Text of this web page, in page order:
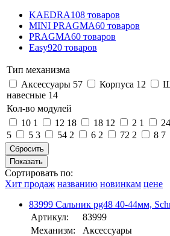
KAEDRA108 товаров
MINI PRAGMA60 товаров
PRAGMA60 товаров
Easy920 товаров
Тип механизма
Аксессуары 57 Корпуса 12
навесные 14
Кол-во модулей
10 1 12 18 18 12 2 1 24
5
5 3 54 2 6 2 72 2 8 7
Сортировать по:
Хит продаж названию новинкам цене
83999 Сальник pg48 40-44мм,
Артикул:
83999
Механизм:
Аксессуары